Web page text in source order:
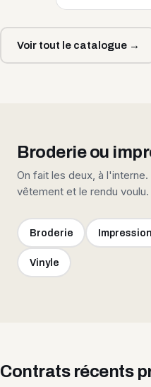
Voir tout le catalogue →
Broderie ou
On fait les deux, à
vêtement et le rendu voulu.
Broderie
Vinyle
Contrats récents